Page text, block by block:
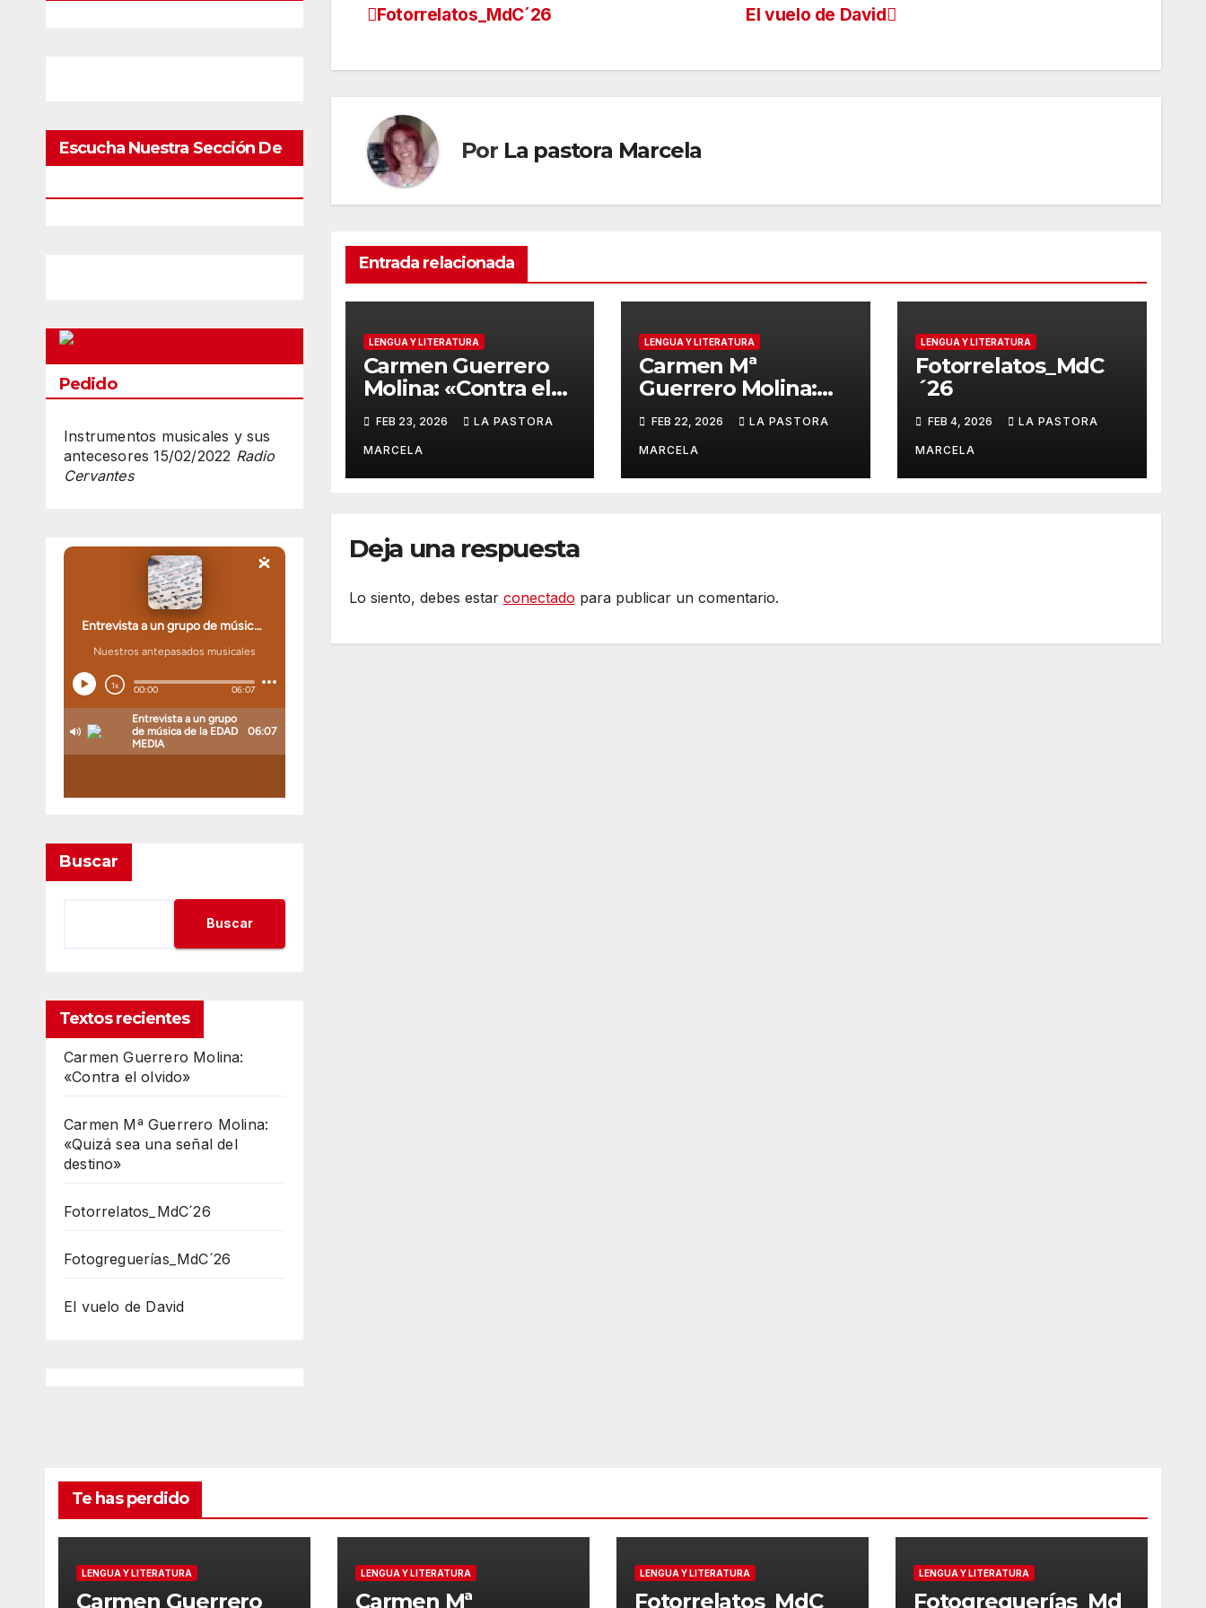
Escucha Nuestra Sección De
Pedido
Instrumentos musicales y sus
antecesores 15/02/2022 Radio
Cervantes
Buscar
Buscar
Textos recientes
Carmen Guerrero Molina:
«Contra el olvido»
Carmen Mª Guerrero Molina:
«Quizá sea una señal del
destino»
Fotorrelatos_MdC´26
Fotogreguerías_MdC´26
El vuelo de David
El vuelo de David
Fotorrelatos_MdC´26
Por La pastora Marcela
Entrada relacionada
LENGUA Y LITERATURA
Carmen Guerrero
Molina: «Contra el
FEB 23, 2026 LA PASTORA
MARCELA
LENGUA Y LITERATURA
Carmen Mª
Guerrero Molina:
señal del destino»
FEB 22, 2026 LA PASTORA
MARCELA
LENGUA Y LITERATURA
Fotorrelatos_MdC
´26
FEB 4, 2026 LA PASTORA
MARCELA
Deja una respuesta
Lo siento, debes estar conectado para publicar un comentario.
Te has perdido
LENGUA Y LITERATURA
Carmen Guerrero
LENGUA Y LITERATURA
Carmen Mª
LENGUA Y LITERATURA
Fotorrelatos_MdC
LENGUA Y LITERATURA
Fotogreguerías_Md